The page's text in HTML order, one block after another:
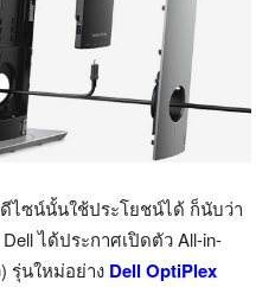
ไซน์นั้นใช้ประโยชน์ได้ ก็นับว่า
ได้ประกาศเปิดตัว All-in-
รุ่นใหม่อย่าง Dell OptiPlex